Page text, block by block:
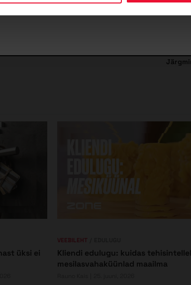
või omaenda serverisse paigaldanud
üle nende versioonid ja vajadusel neid
üksi ei
VEEBILEHT
Kliendi edulugu: kuidas
mesilasvahaküünlad maailma